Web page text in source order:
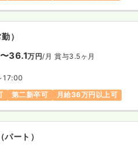
）
36.1万円/月 賞与3.5ヶ月
17:00
第二新卒可 月給36万円以上可
パート）